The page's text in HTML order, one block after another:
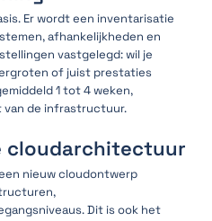
Er wordt een inventarisatie
afhankelijkheden en
vastgelegd: wil je
of juist prestaties
1 tot 4 weken,
van de infrastructuur.
cloudarchitectuur
nieuw cloudontwerp
Dit is ook het